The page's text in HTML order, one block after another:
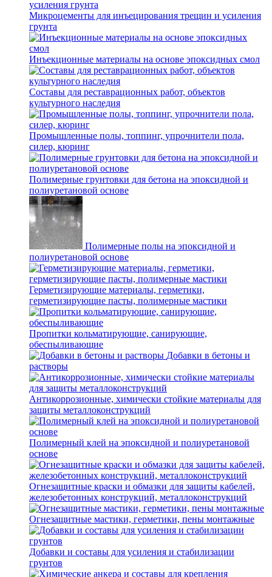
Микроцементы для инъецирования трещин и усиления
грунта
Инъекционные материалы на основе эпоксидных смол
Составы для реставрационных работ, объектов
культурного наследия
Промышленные полы, топпинг, упрочнители пола,
силер, кюринг
Полимерные грунтовки для бетона на эпоксидной и
полиуретановой основе
Полимерные полы на эпоксидной и
полиуретановой основе
Герметизирующие материалы, герметики,
герметизирующие пасты, полимерные мастики
Пропитки кольматирующие, санирующие,
обеспыливающие
Добавки в бетоны и
растворы
Антикоррозионные, химически стойкие материалы для
защиты металлоконструкций
Полимерный клей на эпоксидной и полиуретановой
основе
Огнезащитные краски и обмазки для защиты кабелей,
железобетонных конструкций, металлоконструкций
Огнезащитные мастики, герметики, пены монтажные
Добавки и составы для усиления и стабилизации
грунтов